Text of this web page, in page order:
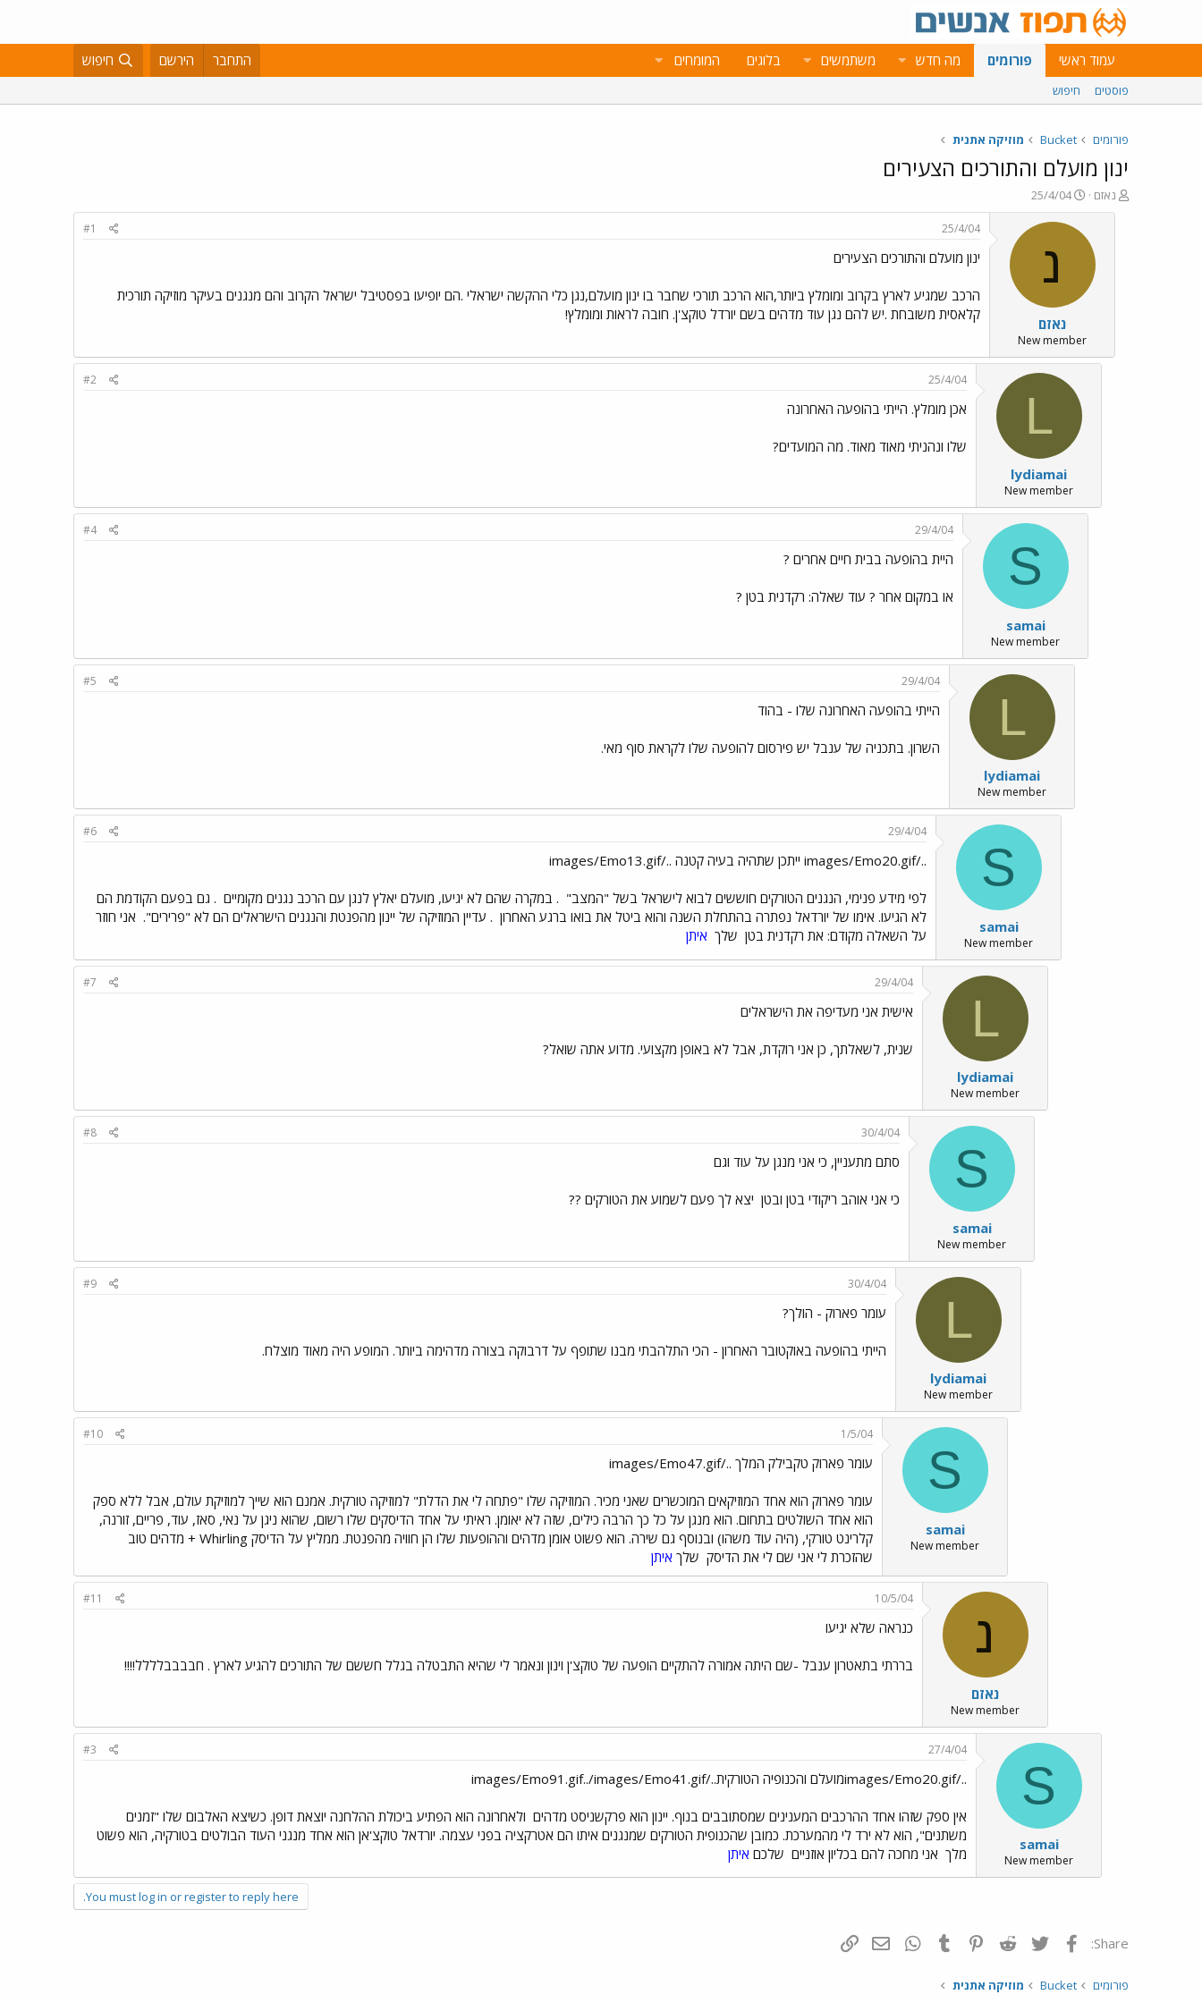
עמוד ראשי פורומים מה חדש משתמשים בלוגים המומחים התחבר הירשם חיפוש
פוסטים חיפוש
פורומים Bucket מוזיקה אתנית
ינון מועלם והתורכים הצעירים
פ
ו
נאזם
פ
ו
ר
א
י
ך
25/4/04
נ
נאזם
New member
25/4/04
#1
ינון מועלם והתורכים הצעירים
הרכב שמגיע לארץ בקרוב ומומלץ ביותר,הוא הרכב תורכי שחבר בו ינון מועלם,נגן כלי ההקשה ישראלי .הם יופיעו בפסטיבל ישראל הקרוב והם מנגנים בעיקר מוזיקה תורכית
קלאסית משובחת .יש להם נגן עוד מדהים בשם יורדל טוקצ'ן. חובה לראות ומומלץ!
L
lydiamai
New member
25/4/04
#2
אכן מומלץ. הייתי בהופעה האחרונה
שלו ונהניתי מאוד מאוד. מה המועדים?
S
samai
New member
29/4/04
#4
היית בהופעה בבית חיים אחרים ?
או במקום אחר ? עוד שאלה: רקדנית בטן ?
L
lydiamai
New member
29/4/04
#5
הייתי בהופעה האחרונה שלו - בהוד
השרון. בתכניה של ענבל יש פירסום להופעה שלו לקראת סוף מאי.
S
samai
New member
29/4/04
#6
../images/Emo20.gif ייתכן שתהיה בעיה קטנה ../images/Emo13.gif
לפי מידע פנימי, הנגנים הטורקים חוששים לבוא לישראל בשל "המצב" . במקרה שהם לא יגיעו, מועלם יאלץ לנגן עם הרכב נגנים מקומיים . גם בפעם הקודמת הם
לא הגיעו. אימו של יורדאל נפתרה בהתחלת השנה והוא ביטל את בואו ברגע האחרון . עדיין המוזיקה של יינון מהפנטת והנגנים הישראלים הם לא "פרירים". אני חוזר
על השאלה מקודם: את רקדנית בטן שלך איתן
L
lydiamai
New member
29/4/04
#7
אישית אני מעדיפה את הישראלים
שנית, לשאלתך, כן אני רוקדת, אבל לא באופן מקצועי. מדוע אתה שואל?
S
samai
New member
30/4/04
#8
סתם מתעניין, כי אני מנגן על עוד וגם
כי אני אוהב ריקודי בטן ובטן יצא לך פעם לשמוע את הטורקים ??
L
lydiamai
New member
30/4/04
#9
עומר פארוק - הולך?
הייתי בהופעה באוקטובר האחרון - הכי התלהבתי מבנו שתופף על דרבוקה בצורה מדהימה ביותר. המופע היה מאוד מוצלח.
S
samai
New member
1/5/04
#10
עומר פארוק טקבילק המלך ../images/Emo47.gif
עומר פארוק הוא אחד המוזיקאים המוכשרים שאני מכיר. המוזיקה שלו "פתחה לי את הדלת" למוזיקה טורקית. אמנם הוא שייך למוזיקת עולם, אבל ללא ספק
הוא אחד השולטים בתחום. הוא מנגן על כל כך הרבה כילים, שזה לא יאומן. ראיתי על אחד הדיסקים שלו רשום, שהוא ניגן על נאי, סאז, עוד, פריים, זורנה,
קלרינט טורקי, (היה עוד משהו) ובנוסף גם שירה. הוא פשוט אומן מדהים וההופעות שלו הן חוויה מהפנטת. ממליץ על הדיסק Whirling + מדהים טוב
שהזכרת לי אני שם לי את הדיסק שלך איתן
נ
נאזם
New member
10/5/04
#11
כנראה שלא יגיעו
בררתי בתאטרון ענבל -שם היתה אמורה להתקיים הופעה של טוקצ'ן וינון ונאמר לי שהיא התבטלה בגלל חששם של התורכים להגיע לארץ . חבבבבלללל!!!!
S
samai
New member
27/4/04
#3
../images/Emo20.gifמועלם והכנופיה הטורקית../images/Emo91.gif../images/Emo41.gif
אין ספק שזהו אחד ההרכבים המענינים שמסתובבים בנוף. יינון הוא פרקשניסט מדהים ולאחרונה הוא הפתיע ביכולת ההלחנה יוצאת דופן. כשיצא האלבום שלו "זמנים
משתנים", הוא לא ירד לי מהמערכת. כמובן שהכנופית הטורקים שמנגנים איתו הם אטרקציה בפני עצמה. יורדאל טוקצ'אן הוא אחד מנגני העוד הבולטים בטורקיה, הוא פשוט
מלך אני מחכה להם בכליון אוזניים שלכם איתן
You must log in or register to reply here.
Share: פייסבוק Twitter
Reddit
Pinterest
Tumblr
WhatsAppדואר אלקטרוני
פורומים Bucket מוזיקה אתנית